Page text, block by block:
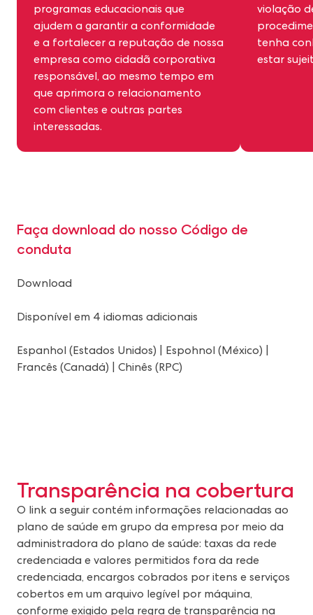
programas educacionais que
ajudem a garantir a conformidade
e a fortalecer a reputação de nossa
empresa como cidadã corporativa
responsável, ao mesmo tempo em
que aprimora o relacionamento
com clientes e outras partes
interessadas.
violação
tenha
estar
Faça download do nosso Código de
conduta
Download
Disponível em 4 idiomas adicionais
Espanhol (Estados Unidos) | Espohnol (México) |
Francês (Canadá) | Chinês (RPC)
Transparência na cobertura
O link a seguir contém informações relacionadas ao
plano de saúde em grupo da empresa por meio da
administradora do plano de saúde: taxas da rede
credenciada e valores permitidos fora da rede
credenciada, encargos cobrados por itens e serviços
cobertos em um arquivo legível por máquina,
conforme exigido pela regra de transparência na